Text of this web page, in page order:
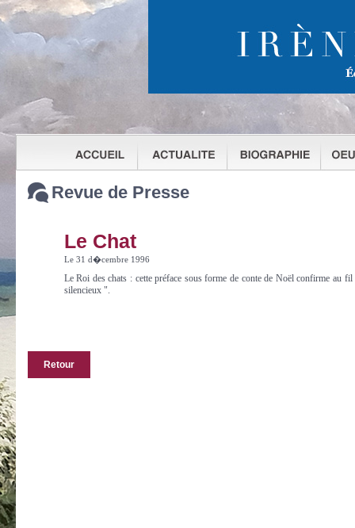
Revue de Presse
Le Chat
Le 31 d�cembre 1996
Le Roi des chats : cette préface sous forme de conte de Noël confirme au
silencieux ".
Retour